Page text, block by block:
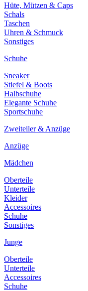
Hüte, Mützen & Caps
Schals
Taschen
Uhren & Schmuck
Sonstiges
Schuhe
Sneaker
Stiefel & Boots
Halbschuhe
Elegante Schuhe
Sportschuhe
Zweiteiler & Anzüge
Anzüge
Mädchen
Oberteile
Unterteile
Kleider
Accessoires
Schuhe
Sonstiges
Junge
Oberteile
Unterteile
Accessoires
Schuhe